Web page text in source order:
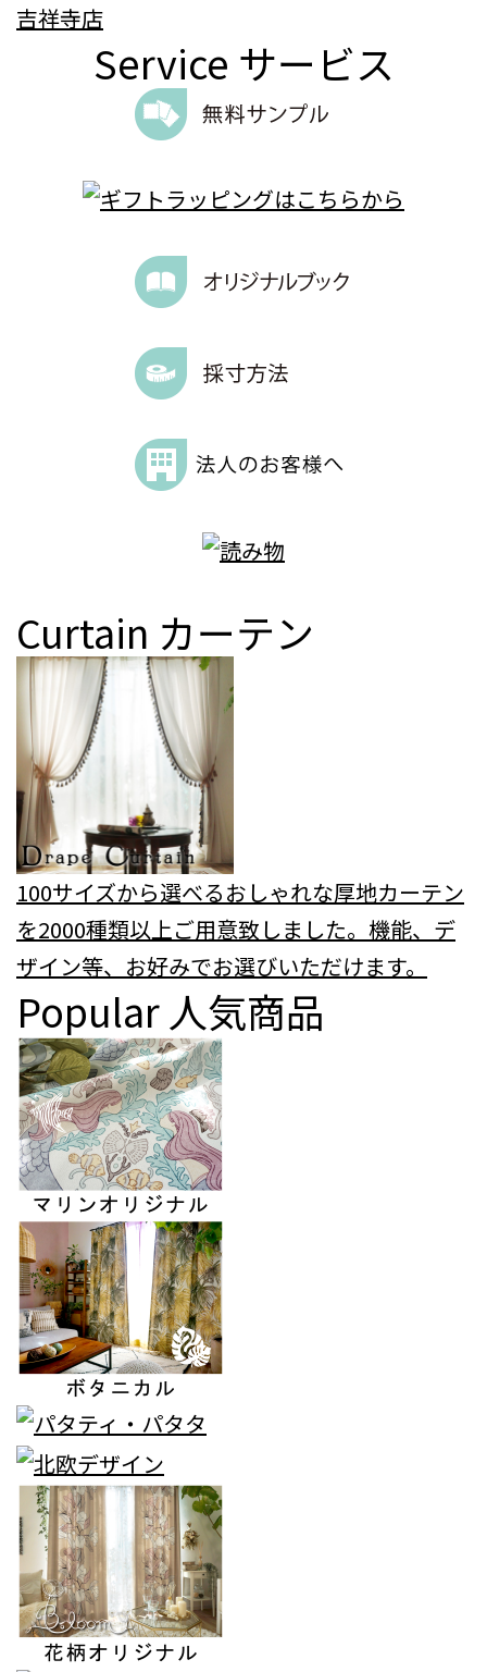
吉祥寺店
Service サービス
Curtain カーテン
100サイズから選べるおしゃれな厚地カーテン
を2000種類以上ご用意致しました。機能、デ
ザイン等、お好みでお選びいただけます。
Popular 人気商品